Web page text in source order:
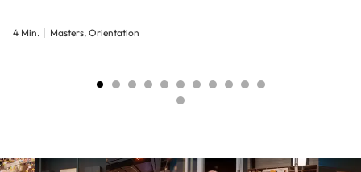
4 Min. Masters, Orientation